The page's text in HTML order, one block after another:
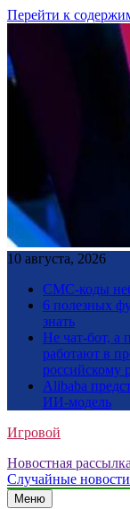
Перейти к
10 августа, 2026
СМС-коды
6 полезных
знать
Не чат-бот, а
работают в
российскому
Alibaba
ИИ-модель
Игровой
Новостная рассылка
Случайные новости
Меню